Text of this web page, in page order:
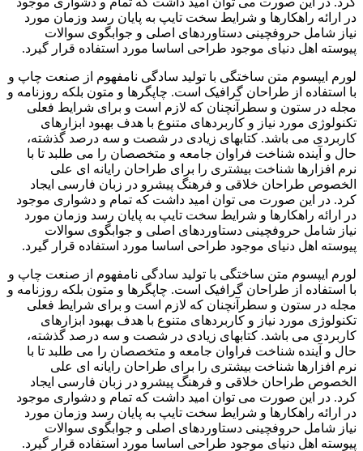
در ارائه راهکارها و شرایط سخت تایپ به پایان رسد وزمان مورد
نیاز شامل حروفچینی دستاوردهای اصلی و جوابگوی سوالات
پیوسته اهل دنیای موجود طراحی اساسا مورد استفاده قرار گیرد.
لورم ایپسوم متن ساختگی با تولید سادگی نامفهوم از صنعت چاپ و
با استفاده از طراحان گرافیک است. چاپگرها و متون بلکه روزنامه و
مجله در ستون و سطرآنچنان که لازم است و برای شرایط فعلی
تکنولوژی مورد نیاز و کاربردهای متنوع با هدف بهبود ابزارهای
کاربردی می باشد. کتابهای زیادی در شصت و سه درصد گذشته،
حال و آینده شناخت فراوان جامعه و متخصصان را می طلبد تا با
نرم افزارها شناخت بیشتری را برای طراحان رایانه ای علی
الخصوص طراحان خلاقی و فرهنگ پیشرو در زبان فارسی ایجاد
کرد. در این صورت می توان امید داشت که تمام و دشواری موجود
در ارائه راهکارها و شرایط سخت تایپ به پایان رسد وزمان مورد
نیاز شامل حروفچینی دستاوردهای اصلی و جوابگوی سوالات
پیوسته اهل دنیای موجود طراحی اساسا مورد استفاده قرار گیرد.
لورم ایپسوم متن ساختگی با تولید سادگی نامفهوم از صنعت چاپ و
با استفاده از طراحان گرافیک است. چاپگرها و متون بلکه روزنامه و
مجله در ستون و سطرآنچنان که لازم است و برای شرایط فعلی
تکنولوژی مورد نیاز و کاربردهای متنوع با هدف بهبود ابزارهای
کاربردی می باشد. کتابهای زیادی در شصت و سه درصد گذشته،
حال و آینده شناخت فراوان جامعه و متخصصان را می طلبد تا با
نرم افزارها شناخت بیشتری را برای طراحان رایانه ای علی
الخصوص طراحان خلاقی و فرهنگ پیشرو در زبان فارسی ایجاد
کرد. در این صورت می توان امید داشت که تمام و دشواری موجود
در ارائه راهکارها و شرایط سخت تایپ به پایان رسد وزمان مورد
نیاز شامل حروفچینی دستاوردهای اصلی و جوابگوی سوالات
پیوسته اهل دنیای موجود طراحی اساسا مورد استفاده قرار گیرد.